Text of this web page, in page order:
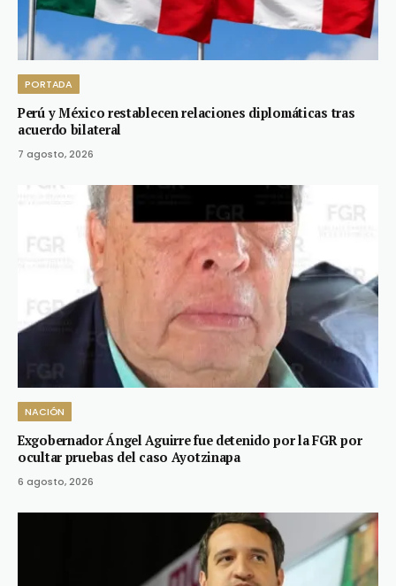
PORTADA
Perú y México restablecen relaciones diplomáticas tras
acuerdo bilateral
7 agosto, 2026
NACIÓN
Exgobernador Ángel Aguirre fue detenido por la FGR por
ocultar pruebas del caso Ayotzinapa
6 agosto, 2026